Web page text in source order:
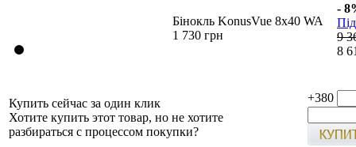
Бінокль KonusVue 8x40 WA
1 730 грн
-
9
8
Купить сейчас за один клик
Хотите купить этот товар, но не хотите
разбираться с процессом покупки?
+380